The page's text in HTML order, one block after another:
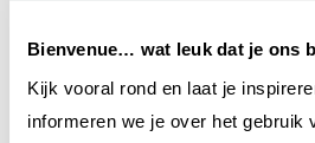
Bienvenue… wat leuk dat je ons
Kijk vooral rond en laat je
informeren we je over het gebruik
reise-inspiration